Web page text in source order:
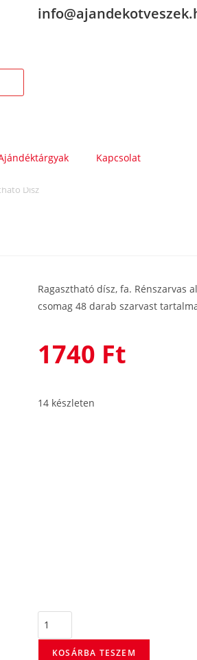
Kapcsolat
Dísz
Ragasztható dísz, fa. Rénszarvas
csomag 48 darab szarvast
1740 Ft
14 készleten
KOSÁRBA TESZEM